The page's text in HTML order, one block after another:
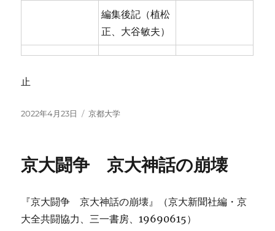
編集後記（植松
正、大谷敏夫）
止
投
2022年4月23日
カ
ー
京都大学
京大闘争 京大神話の崩壊
『京大闘争 京大神話の崩壊』（京大新聞社編・京
大全共闘協力、三一書房、19690615）